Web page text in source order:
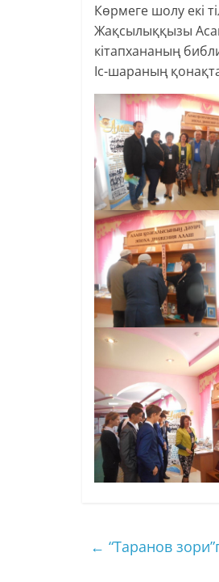
Көрмеге шолу екі
Жақсылыққызы
кітапхананың
Іс-шараның
← “Таранов